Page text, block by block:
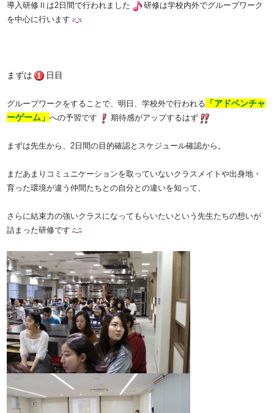
導入研修Ⅱは2日間で行われました
研修は学校内外でグループワーク
を中心に行います
まずは 日目
グループワークをすることで、明日、学校外で行われる 「アドベンチャ
ーゲーム」への予習です 期待感がアップするはず
まずは先生から、2日間の目的確認とスケジュール確認から。
まだあまりコミュニケーションを取っていないクラスメイトや出身地・
育った環境が違う仲間たちとの自分との違いを知って、
さらに結束力の強いクラスになってもらいたいという先生たちの想いが
詰まった研修です